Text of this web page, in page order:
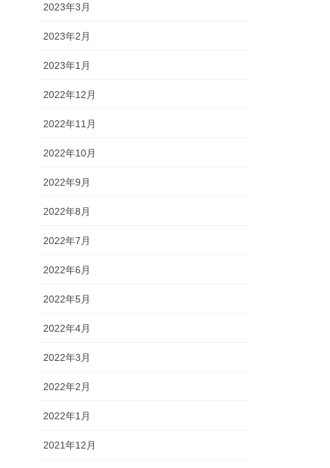
2023年3月
2023年2月
2023年1月
2022年12月
2022年11月
2022年10月
2022年9月
2022年8月
2022年7月
2022年6月
2022年5月
2022年4月
2022年3月
2022年2月
2022年1月
2021年12月